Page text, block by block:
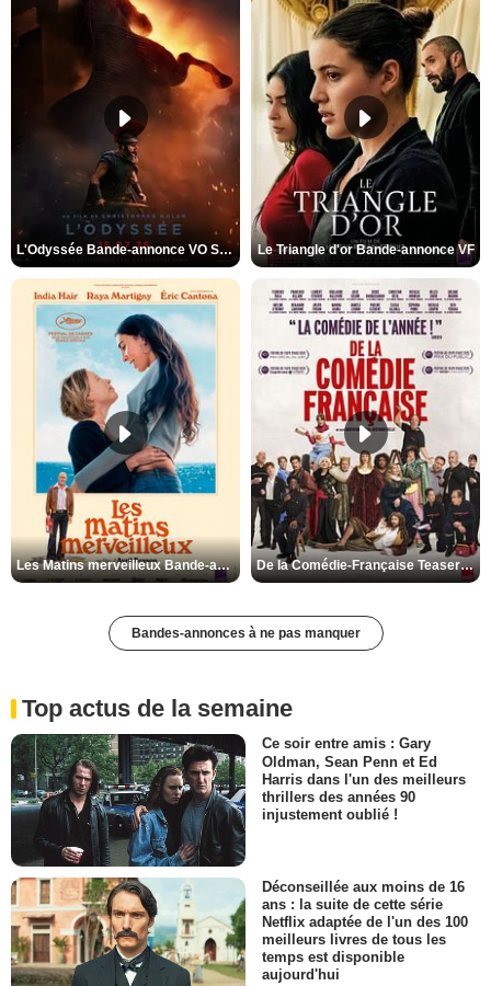
L'Odyssée Bande-annonce VO STFR Le Triangle d'or Bande-annonce VF
Les Matins merveilleux Bande-annonce VF De la Comédie-Française Teaser VF
Bandes-annonces à ne pas manquer
Top actus de la semaine
Ce soir entre amis : Gary
Oldman, Sean Penn et Ed
Harris dans l'un des meilleurs
thrillers des années 90
injustement oublié !
Déconseillée aux moins de 16
ans : la suite de cette série
Netflix adaptée de l'un des 100
meilleurs livres de tous les
temps est disponible
aujourd'hui